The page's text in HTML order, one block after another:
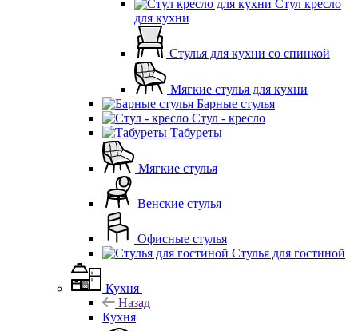
Стул кресло
для кухни
Стулья для кухни со спинкой
Мягкие стулья для кухни
Барные стулья
Стул - кресло
Табуреты
Мягкие стулья
Венские стулья
Офисные стулья
Стулья для гостиной
Кухня
Назад
Кухня